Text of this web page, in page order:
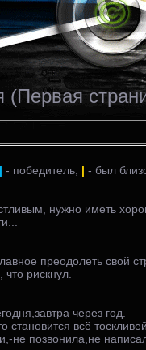
| - победитель, | - был
нужно иметь
преодолеть свой
рискнул.
через год.
становится всё
не позвонила,не